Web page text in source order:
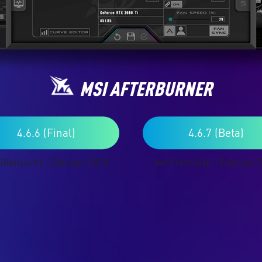
MSI AFTERBURNER
4.6.6 (Final)
: Oktober 2025
4.6.7 (Beta)
Veröffentlicht : Februar